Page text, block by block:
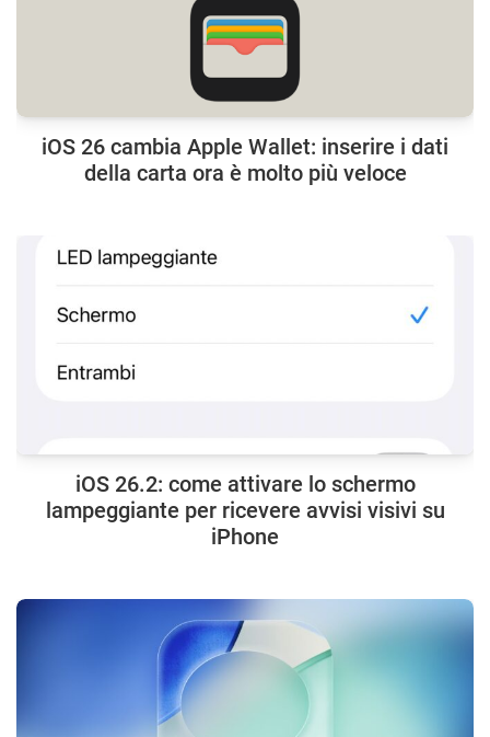
iOS 26 cambia Apple Wallet: inserire i dati
della carta ora è molto più veloce
iOS 26.2: come attivare lo schermo
lampeggiante per ricevere avvisi visivi su
iPhone